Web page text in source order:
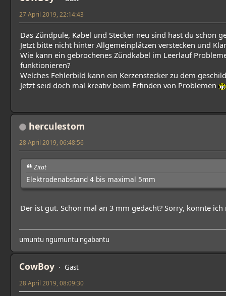
27 April 2019, 22:14:43
Das Zündpule, Kabel und Stecker neu sind hast du schon
Jetzt bitte nicht hinter Allgemeinplätzen verstecken und
Wie kann ein gebrochenes Zündkabel im Leerlauf
funktionieren?
Welches Fehlerbild kann ein Kerzenstecker zu dem
Jetzt seid doch mal kreativ beim Erfinden von Problemen
herculestom
28 April 2019, 06:48:56
Zitat
Elektrodenabstand 4 bis maximal 5mm
Der ist gut. Schon mal an 3 mm gedacht? Sorry, konnte
umuntu ngumuntu ngabantu
CowBoy Gast
28 April 2019, 08:09:30